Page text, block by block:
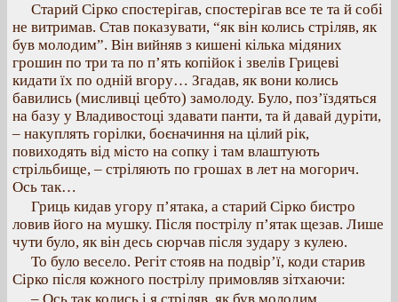
Старий Сірко спостерігав, спостерігав все те та й собі
не витримав. Став показувати, “як він колись стріляв, як
був молодим”. Він вийняв з кишені кілька мідяних
грошин по три та по п’ять копійок і звелів Грицеві
кидати їх по одній вгору… Згадав, як вони колись
бавились (мисливці цебто) замолоду. Було, поз’їздяться
на базу у Владивостоці здавати панти, та й давай дуріти,
– накуплять горілки, боєначиння на цілий рік,
повиходять від місто на сопку і там влаштують
стрільбище, – стріляють по грошах в лет на могорич.
Ось так…
Гриць кидав угору п’ятака, а старий Сірко бистро
ловив його на мушку. Після пострілу п’ятак щезав. Лише
чути було, як він десь сюрчав після зудару з кулею.
То було весело. Регіт стояв на подвір’ї, коди старив
Сірко після кожного пострілу примовляв зітхаючи: